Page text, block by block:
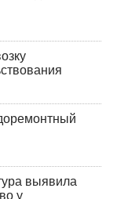
выявила
у